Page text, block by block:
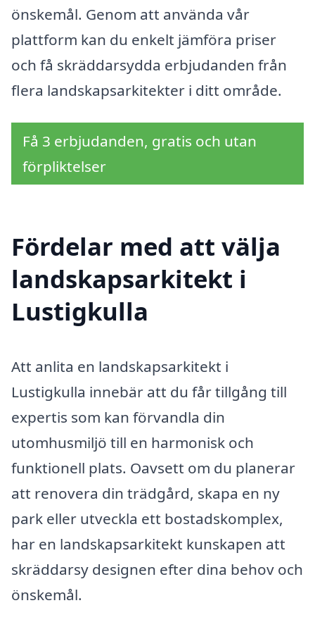
önskemål. Genom att använda vår
plattform kan du enkelt jämföra priser
och få skräddarsydda erbjudanden från
flera landskapsarkitekter i ditt område.
Få 3 erbjudanden, gratis och utan
förpliktelser
Fördelar med att välja
landskapsarkitekt i
Lustigkulla
Att anlita en landskapsarkitekt i
Lustigkulla innebär att du får tillgång till
expertis som kan förvandla din
utomhusmiljö till en harmonisk och
funktionell plats. Oavsett om du planerar
att renovera din trädgård, skapa en ny
park eller utveckla ett bostadskomplex,
har en landskapsarkitekt kunskapen att
skräddarsy designen efter dina behov och
önskemål.